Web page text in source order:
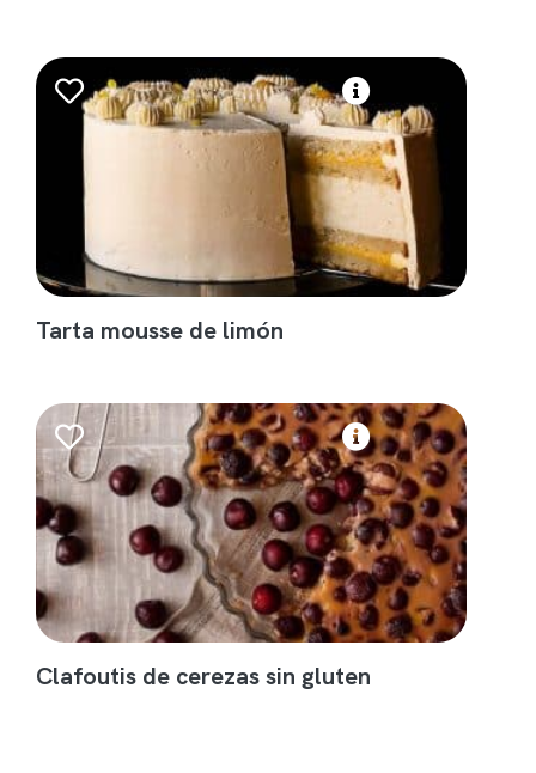
Tarta mousse de limón
Clafoutis de cerezas sin gluten